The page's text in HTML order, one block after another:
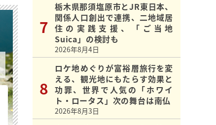
栃木県那須塩原市とJR東日本、
関係人口創出で連携、二地域居
住の実践支援、「ご当地
Suica」の検討も
2026年8月4日
ロケ地めぐりが富裕層旅行を変
える、観光地にもたらす効果と
功罪、世界で人気の「ホワイ
ト・ロータス」次の舞台は南仏
2026年8月3日